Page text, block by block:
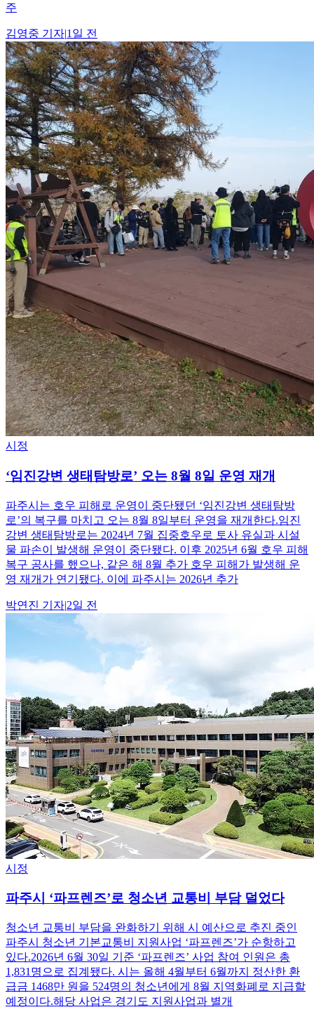
주
김영중 기자|1일 전
시정
‘임진강변 생태탐방로’ 오는 8월 8일 운영 재개
파주시는 호우 피해로 운영이 중단됐던 ‘임진강변 생태탐방
로’의 복구를 마치고 오는 8월 8일부터 운영을 재개한다.임진
강변 생태탐방로는 2024년 7월 집중호우로 토사 유실과 시설
물 파손이 발생해 운영이 중단됐다. 이후 2025년 6월 호우 피해
복구 공사를 했으나, 같은 해 8월 추가 호우 피해가 발생해 운
영 재개가 연기됐다. 이에 파주시는 2026년 추가
박연진 기자|2일 전
시정
파주시 ‘파프렌즈’로 청소년 교통비 부담 덜었다
청소년 교통비 부담을 완화하기 위해 시 예산으로 추진 중인
파주시 청소년 기본교통비 지원사업 ‘파프렌즈’가 순항하고
있다.2026년 6월 30일 기준 ‘파프렌즈’ 사업 참여 인원은 총
1,831명으로 집계됐다. 시는 올해 4월부터 6월까지 정산한 환
급금 1468만 원을 524명의 청소년에게 8월 지역화폐로 지급할
예정이다.해당 사업은 경기도 지원사업과 별개